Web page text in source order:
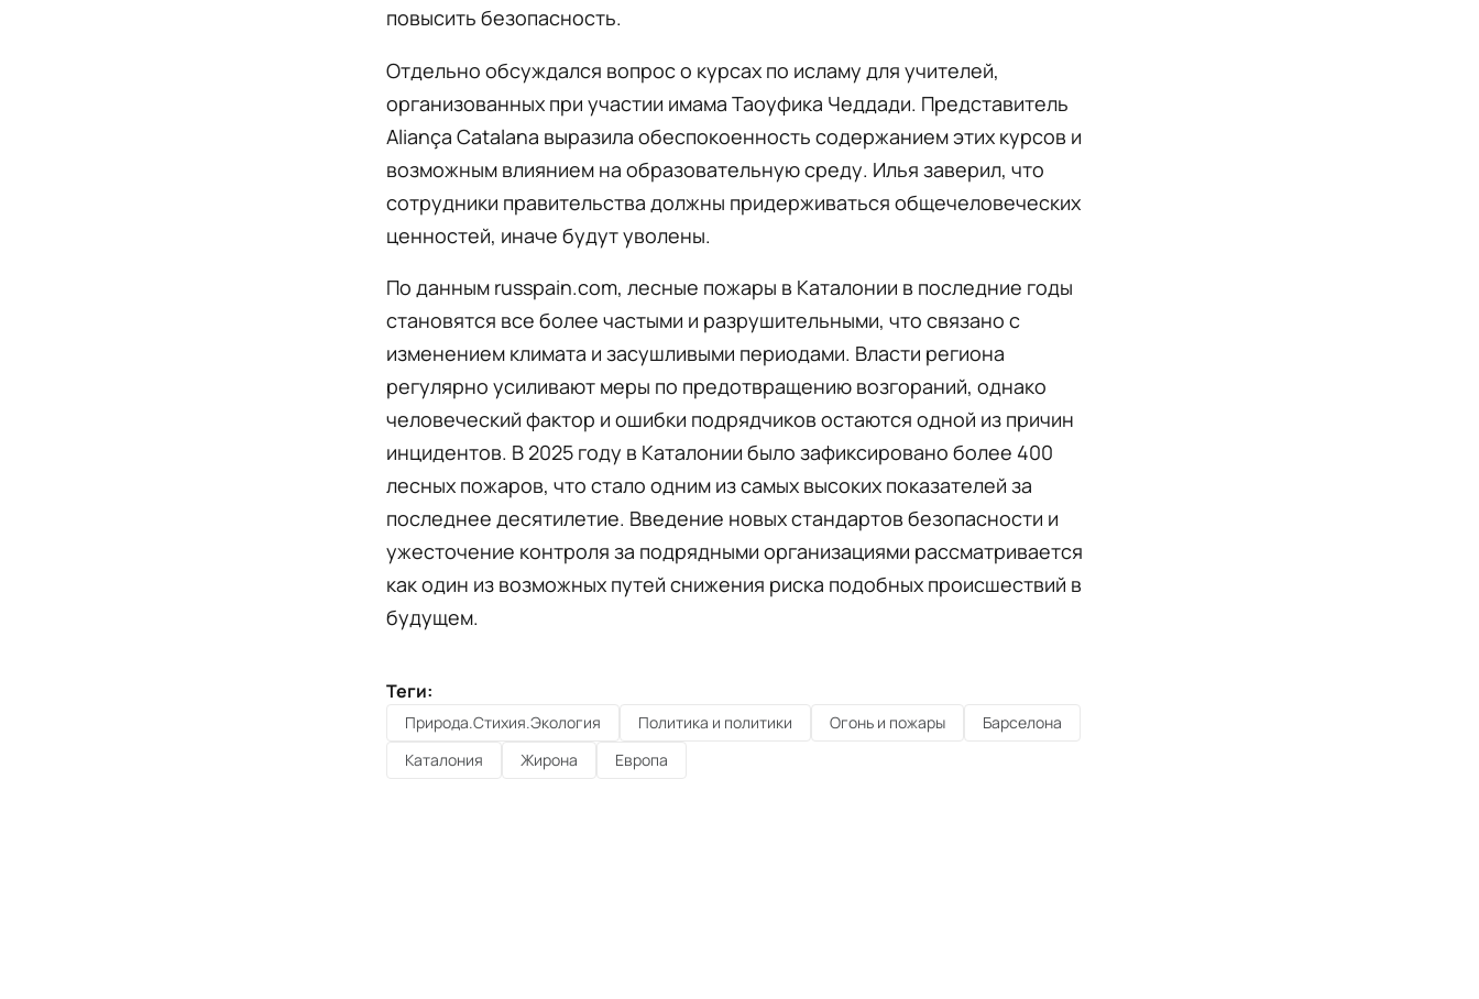
повысить безопасность.
Отдельно обсуждался вопрос о курсах по исламу для учителей,
организованных при участии имама Таоуфика Чеддади. Представитель
Aliança Catalana выразила обеспокоенность содержанием этих курсов и
возможным влиянием на образовательную среду. Илья заверил, что
сотрудники правительства должны придерживаться общечеловеческих
ценностей, иначе будут уволены.
По данным russpain.com, лесные пожары в Каталонии в последние годы
становятся все более частыми и разрушительными, что связано с
изменением климата и засушливыми периодами. Власти региона
регулярно усиливают меры по предотвращению возгораний, однако
человеческий фактор и ошибки подрядчиков остаются одной из причин
инцидентов. В 2025 году в Каталонии было зафиксировано более 400
лесных пожаров, что стало одним из самых высоких показателей за
последнее десятилетие. Введение новых стандартов безопасности и
ужесточение контроля за подрядными организациями рассматривается
как один из возможных путей снижения риска подобных происшествий в
будущем.
Теги:
Природа.Стихия.Экология Политика и политики Огонь и пожары
Барселона
Каталония
Жирона Европа